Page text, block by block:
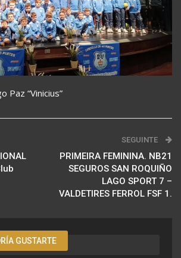
Paz “Vinicius”
SEGUINTE
PRIMEIRA FEMININA. NB21
SEGUROS SAN ROQUIÑO
LAGO SPORT 7 –
VALDETIRES FERROL FSF 1.
GUSTARTE